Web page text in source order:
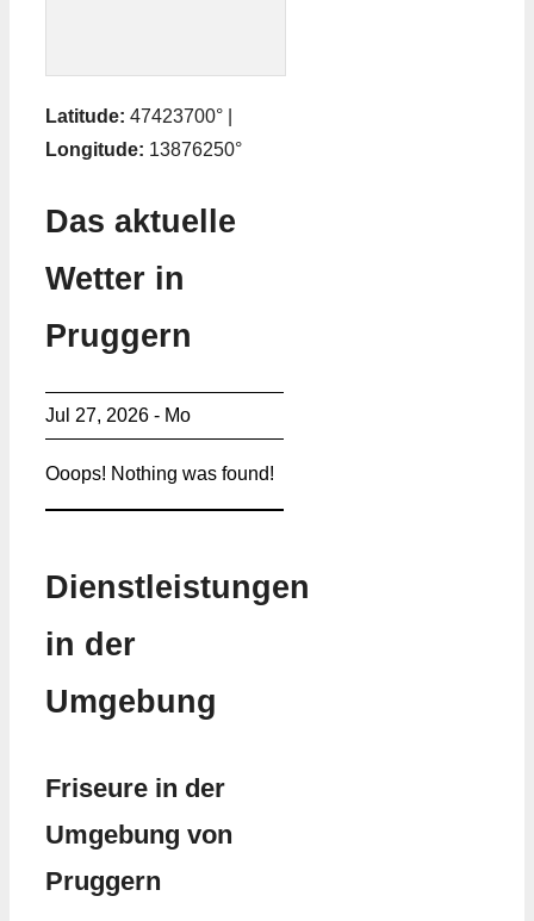
Latitude: 47423700° |
Longitude: 13876250°
Das aktuelle
Wetter in
Pruggern
Jul 27, 2026 - Mo
Ooops! Nothing was found!
Dienstleistungen
in der
Umgebung
Friseure in der
Umgebung von
Pruggern